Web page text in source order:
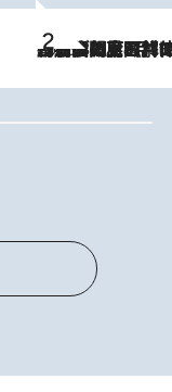
2026.8.8
「最後に見られてよかった」上野動物園の東園パンダ舎が解体前に特別公開。8月16日まで延長されたパネル展と共に辿る“半世紀”のパンダ飼育《解体工事の図面あり》